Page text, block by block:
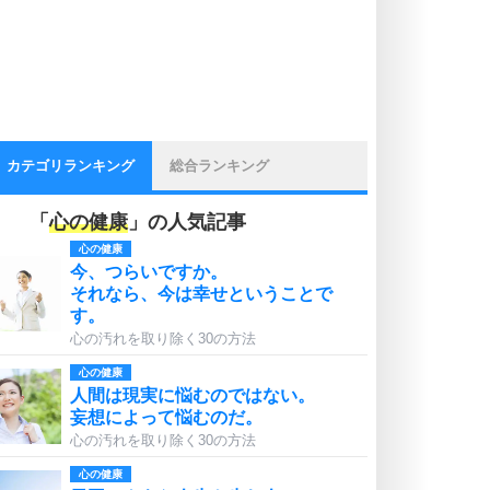
カテゴリランキング 総合ランキング
「心の健康」の人気記事
心の健康
今、つらいですか。
それなら、今は幸せということで
す。
心の汚れを取り除く30の方法
心の健康
人間は現実に悩むのではない。
妄想によって悩むのだ。
心の汚れを取り除く30の方法
心の健康